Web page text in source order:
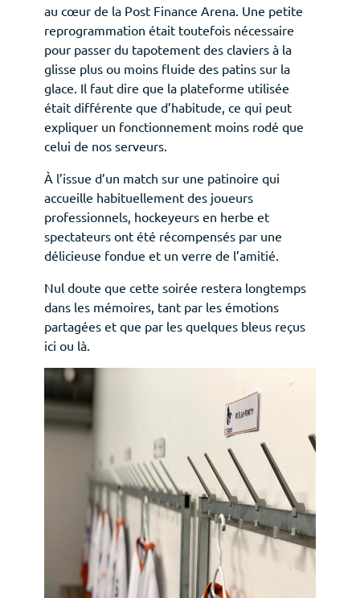
au cœur de la Post Finance Arena. Une petite
reprogrammation était toutefois nécessaire
pour passer du tapotement des claviers à la
glisse plus ou moins fluide des patins sur la
glace. Il faut dire que la plateforme utilisée
était différente que d’habitude, ce qui peut
expliquer un fonctionnement moins rodé que
celui de nos serveurs.
À l’issue d’un match sur une patinoire qui
accueille habituellement des joueurs
professionnels, hockeyeurs en herbe et
spectateurs ont été récompensés par une
délicieuse fondue et un verre de l’amitié.
Nul doute que cette soirée restera longtemps
dans les mémoires, tant par les émotions
partagées et que par les quelques bleus reçus
ici ou là.